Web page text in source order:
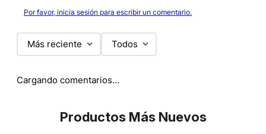
Por favor, inicia sesión para escribir un comentario.
Más reciente Todos
Cargando comentarios…
Productos Más Nuevos